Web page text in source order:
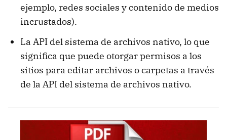
ejemplo, redes sociales y contenido de medios
incrustados).
La API del sistema de archivos nativo, lo que
significa que puede otorgar permisos a los
sitios para editar archivos o carpetas a través
de la API del sistema de archivos nativo.